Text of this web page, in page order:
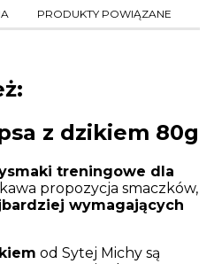
PRODUKTY POWIĄZANE
z dzikiem 80g
treningowe dla
propozycja smaczków,
wymagających
od Sytej Michy są